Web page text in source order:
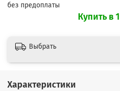
без предоплаты
Купить в
Выбрать
Характеристики